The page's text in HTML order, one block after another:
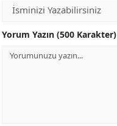
Yorum Yazın (500 Karakter)